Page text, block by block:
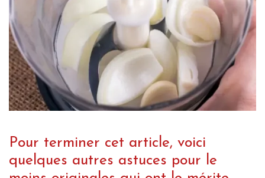
Pour terminer cet article, voici
quelques autres astuces pour le